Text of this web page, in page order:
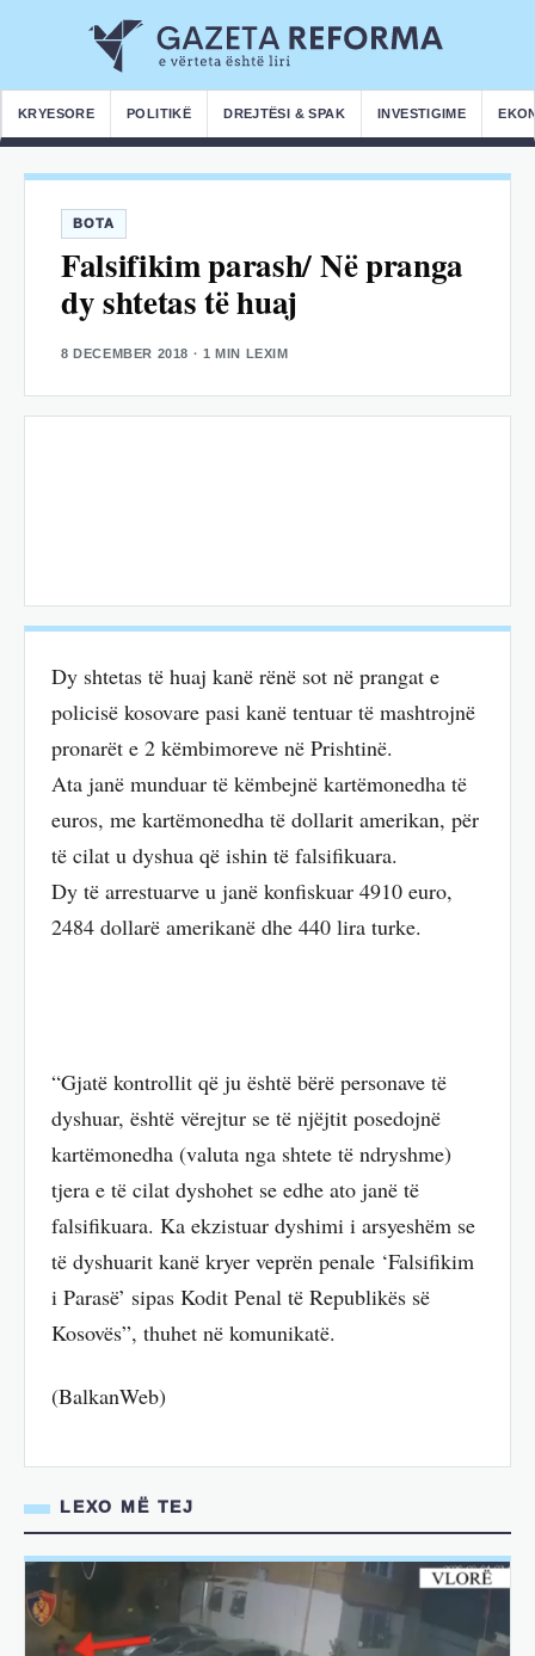
KRYESORE POLITIKË DREJTËSI & SPAK INVESTIGIME
BOTA
Falsifikim parash/ Në pranga
dy shtetas të huaj
8 DECEMBER 2018 · 1 MIN LEXIM
Dy shtetas të huaj kanë rënë sot në prangat e
policisë kosovare pasi kanë tentuar të mashtrojnë
pronarët e 2 këmbimoreve në Prishtinë.
Ata janë munduar të këmbejnë kartëmonedha të
euros, me kartëmonedha të dollarit amerikan, për
të cilat u dyshua që ishin të falsifikuara.
Dy të arrestuarve u janë konfiskuar 4910 euro,
2484 dollarë amerikanë dhe 440 lira turke.
“Gjatë kontrollit që ju është bërë personave të
dyshuar, është vërejtur se të njëjtit posedojnë
kartëmonedha (valuta nga shtete të ndryshme)
tjera e të cilat dyshohet se edhe ato janë të
falsifikuara. Ka ekzistuar dyshimi i arsyeshëm se
të dyshuarit kanë kryer veprën penale ‘Falsifikim
i Parasë’ sipas Kodit Penal të Republikës së
Kosovës”, thuhet në komunikatë.
(BalkanWeb)
LEXO MË TEJ